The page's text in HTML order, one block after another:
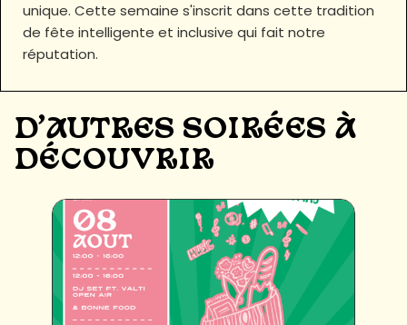
unique. Cette semaine s'inscrit dans cette tradition
de fête intelligente et inclusive qui fait notre
réputation.
D'AUTRES SOIRÉES À
DÉCOUVRIR